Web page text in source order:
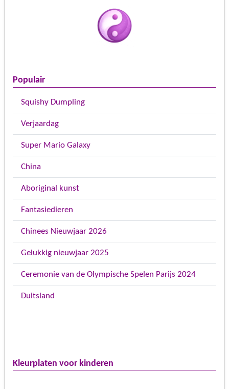
Populair
Squishy Dumpling
Verjaardag
Super Mario Galaxy
China
Aboriginal kunst
Fantasiedieren
Chinees Nieuwjaar 2026
Gelukkig nieuwjaar 2025
Ceremonie van de Olympische Spelen Parijs 2024
Duitsland
Kleurplaten voor kinderen